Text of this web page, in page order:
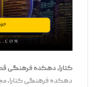
کتارا، دهکده فرهنگی قطر
دهکده فرهنگی کتارا، مجموعه